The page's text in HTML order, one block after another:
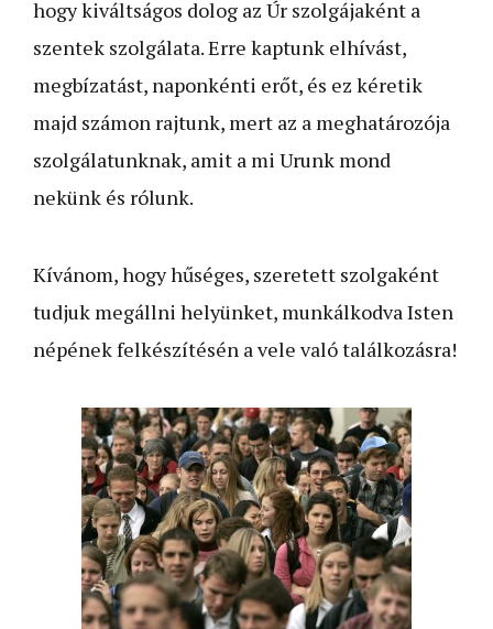
hogy kiváltságos dolog az Úr szolgájaként a
szentek szolgálata. Erre kaptunk elhívást,
megbízatást, naponkénti erőt, és ez kéretik
majd számon rajtunk, mert az a meghatározója
szolgálatunknak, amit a mi Urunk mond
nekünk és rólunk.
Kívánom, hogy hűséges, szeretett szolgaként
tudjuk megállni helyünket, munkálkodva Isten
népének felkészítésén a vele való találkozásra!